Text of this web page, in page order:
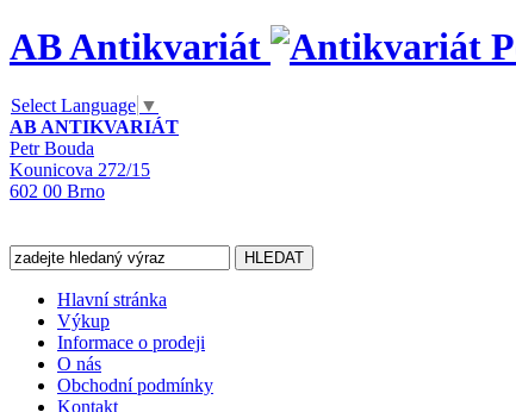
AB Antikvariát
Select Language ▼
AB ANTIKVARIÁT
Petr Bouda
Kounicova 272/15
602 00 Brno
Hlavní stránka
Výkup
Informace o prodeji
O nás
Obchodní podmínky
Kontakt